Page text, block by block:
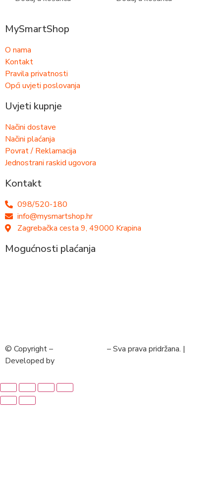
MySmartShop
O nama
Kontakt
Pravila privatnosti
Opći uvjeti poslovanja
Uvjeti kupnje
Načini dostave
Načini plaćanja
Povrat / Reklamacija
Jednostrani raskid ugovora
Kontakt
098/520-180
info@mysmartshop.hr
Zagrebačka cesta 9, 49000 Krapina
Mogućnosti plaćanja
© Copyright –
– Sva prava pridržana. |
Developed by